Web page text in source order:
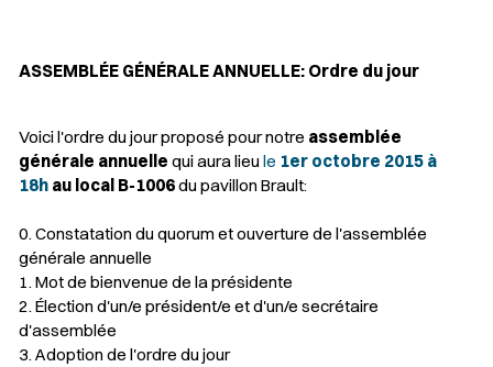
ASSEMBLÉE GÉNÉRALE ANNUELLE: Ordre du jour
Voici l'ordre du jour proposé pour notre assemblée
générale annuelle qui aura lieu le 1er octobre 2015 à
18h au local B-1006du pavillon Brault:
0. Constatation du quorum et ouverture de l'assemblée
générale annuelle
1. Mot de bienvenue de la présidente
2. Élection d'un/e président/e et d'un/e secrétaire
d'assemblée
3. Adoption de l'ordre du jour